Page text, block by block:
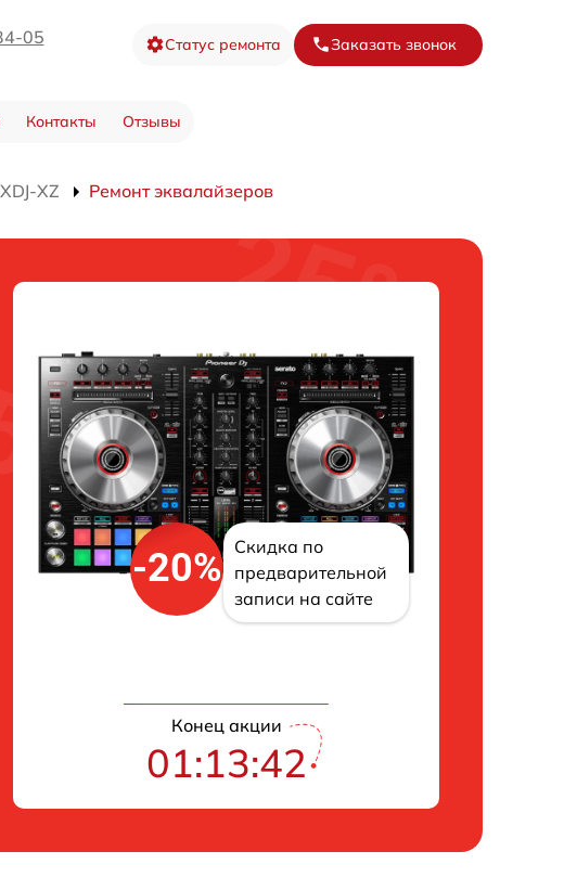
05 Статус ремонта Заказать звонок
Контакты Отзывы
XZ Ремонт эквалайзеров
-20%
Скидка по
предварительной
записи на сайте
Конец акции
01:13:41